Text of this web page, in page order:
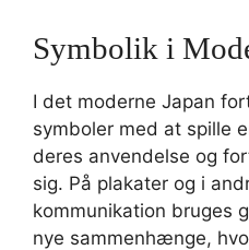
Symbolik i
I det moderne Japan
symboler med at spille
deres anvendelse og
sig. På plakater og i
kommunikation bruges
nye sammenhænge,